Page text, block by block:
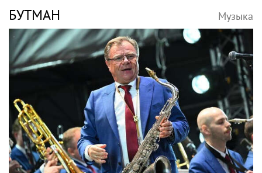
БУТМАН Музыка